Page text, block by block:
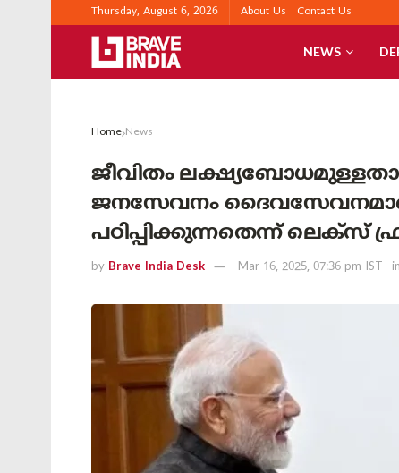
Thursday, August 6, 2026 About Us Contact Us
NEWS
Home News
ജീവിതം
ജനസേവനം
പഠിപ്പിക്കുന്നതെന്ന് ലെക്സ്
by Brave India Desk Mar 16, 2025, 07:36 pm IST in